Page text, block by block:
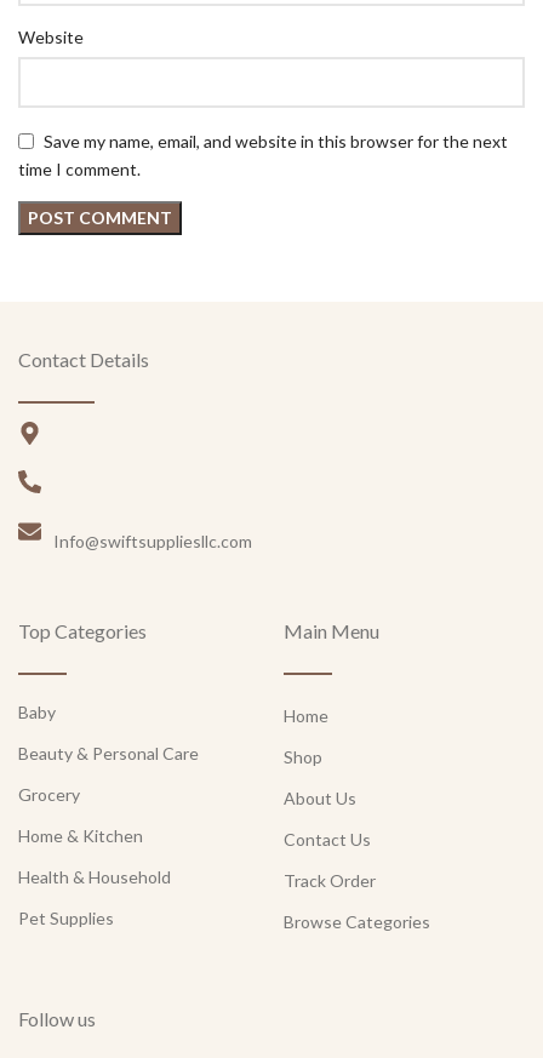
Website
Save my name, email, and website in this browser for the next
time I comment.
Contact Details
Info@swiftsuppliesllc.com
Top Categories
Baby
Beauty & Personal Care
Grocery
Home & Kitchen
Health & Household
Pet Supplies
Main Menu
Home
Shop
About Us
Contact Us
Track Order
Browse Categories
Follow us